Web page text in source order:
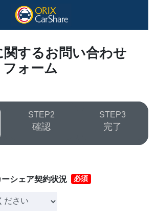
関するお問い合わせ
フォーム
2
確認
3
完了
シェア契約状況 必須